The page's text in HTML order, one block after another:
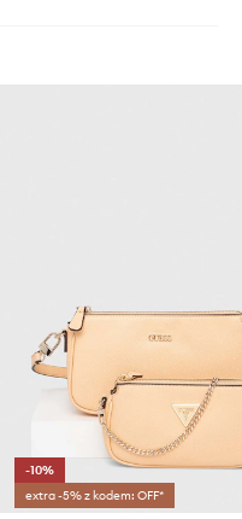
-10%
extra -5% z kodem: OFF*